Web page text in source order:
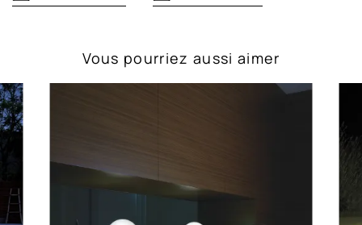
Vous pourriez aussi aimer